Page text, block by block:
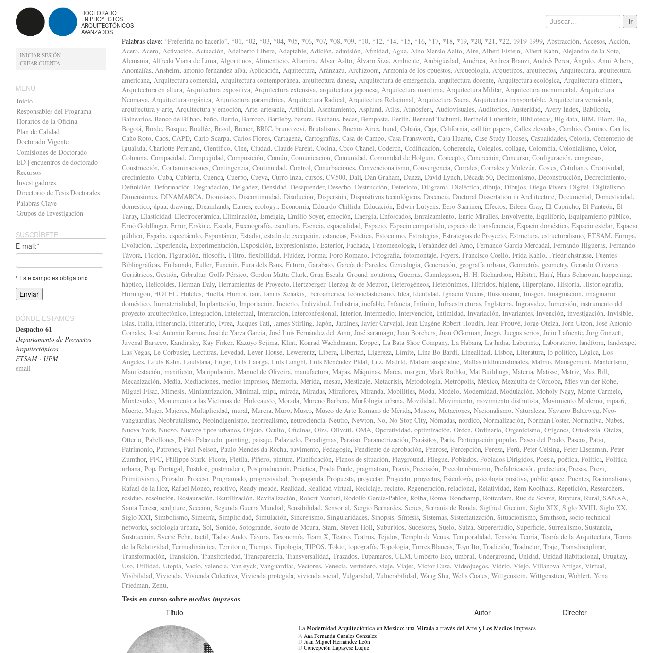
DOCTORADO
EN PROYECTOS
ARQUITECTÓNICOS
AVANZADOS
INICIAR SESIÓN
CREAR CUENTA
MENÚ
Inicio
Responsables del Programa
Horarios de la Oficina
Plan de Calidad
Doctorado Vigente
Comisiones de Doctorado
ED | encuentros de doctorado
Recursos
Investigadores
Directorio de Tesis Doctorales
Palabras Clave
Grupos de Investigación
SUSCRÍBETE
E-mail:*
* Este campo es obligatorio
DÓNDE ESTAMOS
Despacho 61
Departamento de Proyectos
Arquitectónicos
ETSAM · UPM
email
Palabras clave: “Preferiría no hacerlo”, *01, *02, *03, *04, *05, *06, *07, *08, *09, *10, *12, *14, *15, *16, *17, *18, *19, *20, *21, *22, 1919-1999, Abstracción, Accesos, Acción,
Acera, Acero, Activación, Actuación, Adalberto Libera, Adaptable, Adición, admisión, Afinidad, Agua, Aino Marsio Aalto, Aire, Albert Eistein, Albert Kahn, Alejandro de la Sota,
Alemania, Alfredo Viana de Lima, Algoritmos, Alimenticio, Altamira, Alvar Aalto, Álvaro Siza, Ambiente, Ambigüedad, América, Andrea Branzi, Andrés Perea, Ángulo, Anni Albers,
Anomalías, Anshelm, antonio fernandez alba, Aplicación, Aquitectura, Aránzazu, Archizoom, Armonía de los opuestos, Arqueología, Arquetipos, arquitectos, Arquitectura, arquitectura
americana, Arquitectura comercial, Arquitectura contemporánea, arquitectura danesa, Arquitectura de emergencia, arquitectura docente, Arquitectura ecológica, Arquitectura efímera,
Arquitectura en altura, Arquitectura expositiva, Arquitectura extensiva, arquitectura japonesa, Arquitectura marítima, Arquitectura Militar, Arquitectura monumental, Arquitectura
Neomaya, Arquitectura orgánica, Arquitectura paramétrica, Arquitectura Radical, Arquitectura Relacional, Arquitectura Sacra, Arquitectura transportable, Arquitectura vernácula,
arquitectura y arte, Arquitectura y emoción, Arte, artesanía, Artificial, Asentamiento, Asplund, Atlas, Atmósfera, Audiovisuales, Auditorios, Austeridad, Avery Index, Babilobia,
Balnearios, Banco de Bilbao, baño, Barrio, Barroco, Bartleby, basura, Bauhaus, becas, Bemposta, Berlin, Bernard Tschumi, Berthold Lubertkin, Bibliotecas, Big data, BIM, Blom, Bo,
Bogotá, Borde, Bosque, Boullée, Brasil, Breuer, BRIC, bruno zevi, Brutalismo, Buenos Aires, bund, Cabaña, Caja, California, call for papers, Calles elevadas, Cambio, Camino, Can lis,
Caño Roto, Caos, CAPD, Carlo Scarpa, Carlos Flores, Cartagena, Cartografías, Casa de Campo, Casa Fransworth, Casa Huarte, Case Study Houses, Casualidades, Celosía, Cementerio de
Igualada, Charlotte Perriand, Científico, Cine, Ciudad, Claude Parent, Cocina, Coco Chanel, Coderch, Codificación, Coherencia, Colegios, collage, Colombia, Colonialismo, Color,
Columna, Compacidad, Complejidad, Composición, Común, Comunicación, Comunidad, Comunidad de Holguín, Concepto, Concreción, Concurso, Configuración, congresos,
Construcción, Contaminaciones, Contingencia, Continuidad, Control, Conurbaciones, Convencionalismo, Convergencia, Corrales, Corrales y Molezún, Costes, Cotidiano, Creatividad,
crecimiento, Cuba, Cubierta, Cuenca, Cuerpo, Cueva, Curro Inza, cursos, CV500, Dalí, Dan Graham, Danza, David Lynch, Década 50, Decimonismo, Deconstrucción, Decrecimiento,
Definición, Deformación, Degradación, Delgadez, Densidad, Desaprender, Desecho, Destrucción, Deterioro, Diagrama, Dialéctica, dibujo, Dibujos, Diego Rivera, Digital, Digitalismo,
Dimensiones, DINAMARCA, Dionisíaco, Discontinuidad, Disolución, Dispersión, Dispositivos tecnológicos, Docencia, Doctoral Dissertation in Architecture, Documental, Domesticidad,
domestico, dpaa, drawing, Dreamlands, Eames, ecology., Economía, Eduardo Chillida, Educación, Edwin Lutyens, Eero Saarinen, Efectos, Eileen Gray, El Capricho, El Panteón, El
Taray, Elasticidad, Electrocerámica, Eliminación, Emergía, Emilio Soyer, emoción, Energía, Enfoscados, Enraizamiento, Enric Miralles, Envolvente, Equilibrio, Equipamiento público,
Ernö Goldfinger, Error, Erskine, Escala, Escenografía, escultura, Esencia, espacialidad, Espacio, Espacio compartido, espacio de transferencia, Espacio doméstico, Espacio estelar, Espacio
público, España, espectáculo, Espontáneo, Estadio, estado de excepción, estancias, Estética, Estocolmo, Estrategias, Estrategias de Proyecto, Estructura, estructuralismo, ETSAM, Europa,
Evolución, Experiencia, Experimentación, Exposición, Expresionismo, Exterior, Fachada, Fenomenología, Fernández del Amo, Fernando García Mercadal, Fernando Higueras, Fernando
Távora, Ficción, Figuración, filosofía, Filtro, flexibilidad, Fluidez, Forma, Foro Romano, Fotografía, fotomontaje, Foyers, Francisco Coello, Frida Kahlo, Friedrichstrasse, Fuentes
Bibliográficas, Fullaondo, Fuller, Función, Fura dels Baus, Futuro, Garabato, García de Paredes, Genealogía, Generación, geografía urbana, Geometría, geometry, Gerardo Olivares,
Geriátricos, Gestión, Gibraltar, Golfo Pérsico, Gordon Matta-Clark, Gran Escala, Ground-notations, Guerras, Gunnløgsson, H. H. Richardson, Hábitat, Haití, Hans Scharoun, happening,
háptico, Helicoides, Herman Daly, Herramientas de Proyecto, Hertzberger, Herzog & de Meuron, Heterogéneos, Heterónimos, Híbridos, higiene, Hiperplano, Historia, Historiografía,
Hormigón, HOTEL, Hoteles, Huella, Humor, iam, Iannis Xenakis, Iberoamérica, Iconoclasticismo, Idea, Identidad, Ignacio Vicens, Ilusionismo, Imagen, Imaginación, imaginario
doméstico, Immaterialidad, Implantación, Importación, Incierto, Individual, Industria, inefable, Infancia, Infinito, Infraestructuras, Inglaterra, Ingravidez, Inmersión, instrumento del
proyecto arquitectónico, Integración, Intelectual, Interacción, Interconfesional, Interior, Intermedio, Intervención, Intimidad, Invariación, Invariantes, Invención, investigación, Invisible,
Islas, Italia, Itinerancia, Itinerario, Ivrea, Jacques Tati, James Stirling, Japón, Jardines, Javier Carvajal, Jean Eugène Robert-Houdin, Jean Prouvé, Jorge Oteiza, Jorn Utzon, José Antonio
Corrales, José Antonio Ramos, José de Yarza García, José Luis Fernández del Amo, José saramago, Juan Borchers, Juan OGorman, Juego, Juegos serios, Julio Lafuente, Jurg Gonzett,
Juvenal Baracco, Kandinsky, Kay Fisker, Kazuyo Sejima, Klint, Konrad Wachdmann, Koppel, La Bata Shoe Company, La Habana, La India, Laberinto, Laboratorio, landform, landscape,
Las Vegas, Le Corbusier, Lecturas, Levedad, Lever House, Lewerentz, Libera, Libertad, Ligereza, Límite, Lina Bo Bardi, Linealidad, Lisboa, Literatura, lo político, Lógica, Los
Angeles, Louis Kahn, Louisiana, Lugar, Luis Laorga, Luis Longhi, Luis Menéndez Pidal, Luz, Madrid, Maison suspendue, Mallas tridimensionales, Malmo, Management, Manierismo,
Manifestación, manifiesto, Manipulación, Manuel de Oliveira, manufactura, Mapas, Máquinas, Marca, margen, Mark Rothko, Mat Buildings, Materia, Matisse, Matriz, Max Bill,
Mecanización, Media, Mediaciones, medios impresos, Memoria, Mérida, mesau, Mestizaje, Metacrisis, Metodología, Metrópolis, México, Mezquita de Córdoba, Mies van der Rohe,
Miguel Fisac, Mímesis, Miniaturización, Minimal, mipa, mirada, Miradas, Miraflores, Miranda, Mobilities, Moda, Modelo, Modernidad, Modulación, Moholy Nagy, Monte-Carmelo,
Montevideo, Monumento a las Víctimas del Holocausto, Morada, Moreno Barbera, Morfología urbana, Movilidad, Movimiento, movimiento disfrutista, Movimiento Moderno, mpaa6,
Muerte, Mujer, Mujeres, Multiplicidad, mural, Murcia, Muro, Museo, Museo de Arte Romano de Mérida, Museos, Mutaciones, Nacionalismo, Naturaleza, Navarro Baldeweg, Neo-
vanguardias, Neobrutalismo, Neoindigenismo, neorrealismo, neurociencia, Neutro, Newton, No, No-Stop City, Nómadas, nordico, Normalización, Norman Foster, Normativa, Nubes,
Nueva York, Nuevo, Nuevos tipos urbanos, Objeto, Oculto, Oficinas, Oiza, Olivetti, OMA, Operatividad, optimización, Orden, Ordinario, Organicismo, Orígenes, Ortodoxia, Oteiza,
Otterlo, Pabellones, Pablo Palazuelo, painting, paisaje, Palazuelo, Paradigmas, Paraíso, Parametrización, Parásitos, París, Participación popular, Paseo del Prado, Paseos, Patio,
Patrimonio, Patrones, Paul Nelson, Paulo Mendes da Rocha, pavimento, Pedagogía, Pendiente de aprobación, Penrose, Percepción, Pereza, Perú, Peter Celsing, Peter Eisenman, Peter
Zumthor, PFC, Philippe Stark, Picote, Pietila, Piñero, pintura, Planificación, Planos de situación, Playground, Pliegue, Poblados, Poblados Dirigidos, Poesía, poética, Política, Política
urbana, Pop, Portugal, Postdoc, postmodern, Postproducción, Práctica, Prada Poole, pragmatism, Praxis, Precisión, Precolombinismo, Prefabricación, prelectura, Presas, Previ,
Primitivismo, Privado, Proceso, Programado, progresividad, Propaganda, Propuesta, proyectar, Proyecto, proyectos, Psicología, psicología positiva, public space, Puentes, Racionalismo,
Rafael de la Hoz, Rafael Moneo, reactivo, Ready-meade, Realidad, Realidad virtual, Reciclaje, recinto, Regeneración, relacional, Relatividad, Rem Koolhaas, Repetición, Researchers,
residuo, resolución, Restauración, Reutilización, Revitalización, Robert Venturi, Rodolfo García-Pablos, Roiba, Roma, Ronchamp, Rotterdam, Rue de Sevres, Ruptura, Rural, SANAA,
Santa Teresa, sculpture, Sección, Segunda Guerra Mundial, Sensibilidad, Sensorial, Sergio Bernardes, Series, Serranía de Ronda, Sigfried Giedion, Siglo XIX, Siglo XVIII, Siglo XX,
Siglo XXI, Simbolismo, Simetría, Simplicidad, Simulación, Sincretismo, Singularidades, Sinopsis, Síntesis, Sistemas, Sistematización, Situacionismo, Smithson, socio-technical
networks, sociología urbana, Sol, Sonido, Sotogrande, Souto de Moura, Stam, Steven Holl, Suburbios, Sucesores, Suelo, Suiza, Superestudio, Superficie, Surrealismo, Sustancia,
Sustracción, Sverre Fehn, tactil, Tadao Ando, Távora, Taxonomía, Team X, Teatro, Teatros, Tejidos, Templo de Venus, Temporalidad, Tensión, Teoría, Teoría de la Arquitectura, Teoria
de la Relatividad, Termodinámica, Territorio, Tiempo, Tipología, TIPOS, Tokio, topografía, Topología, Torres Blancas, Toyo Ito, Tradición, Traductor, Traje, Transdisciplinar,
Transformación, Transición, Transitoriedad, Transparencia, Transversalidad, Trazados, Tupamaros, ULM, Umberto Eco, umbral, Underground, Unidad, Unidad Habitacional, Urugüay,
Uso, Utilidad, Utopía, Vacío, valencia, Van eyck, Vanguardias, Vectores, Venecia, vertedero, viaje, Viajes, Víctor Eusa, Videojuegos, Vidrio, Viejo, Villanova Artigas, Virtual,
Visibilidad, Vivienda, Vivienda Colectiva, Vivienda protegida, vivienda social, Vulgaridad, Vulnerabilidad, Wang Shu, Wells Coates, Wittgenstein, Wittgenstien, Wohlert, Yona
Friedman, Zenu,
Tesis en curso sobremedios impresos
Título Autor Director
La Modernidad Arquitectónica en Mexico; una Mirada a través del Arte y Los Medios Impresos
A Ana Fernanda Canales Gonzalez
D Juan Miguel Hernández León
D Concepción Lapayese Luque